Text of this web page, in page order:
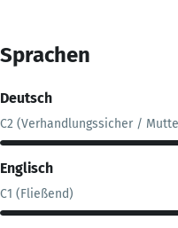
Sprachen
Deutsch
C2 (Verhandlungssicher /
Englisch
C1 (Fließend)